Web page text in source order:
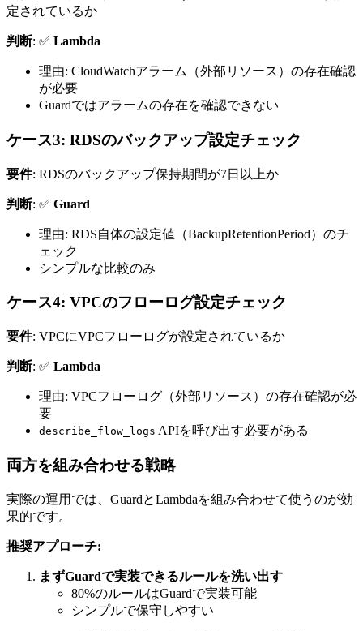
定されているか
判断: ✅ Lambda
理由: CloudWatchアラーム（外部リソース）の存在確認
が必要
Guardではアラームの存在を確認できない
ケース3: RDSのバックアップ設定チェック
要件: RDSのバックアップ保持期間が7日以上か
判断: ✅ Guard
理由: RDS自体の設定値（BackupRetentionPeriod）のチ
ェック
シンプルな比較のみ
ケース4: VPCのフローログ設定チェック
要件: VPCにVPCフローログが設定されているか
判断: ✅ Lambda
理由: VPCフローログ（外部リソース）の存在確認が必
要
describe_flow_logs APIを呼び出す必要がある
両方を組み合わせる戦略
実際の運用では、GuardとLambdaを組み合わせて使うのが効
果的です。
推奨アプローチ:
まずGuardで実装できるルールを洗い出す
80%のルールはGuardで実装可能
シンプルで保守しやすい